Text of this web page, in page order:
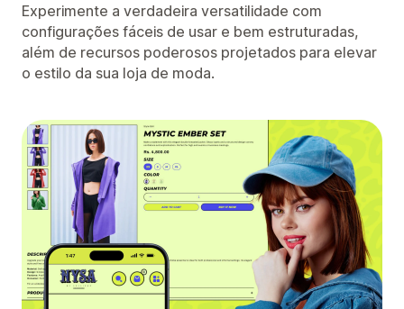
Experimente a verdadeira versatilidade com
configurações fáceis de usar e bem estruturadas,
além de recursos poderosos projetados para elevar
o estilo da sua loja de moda.